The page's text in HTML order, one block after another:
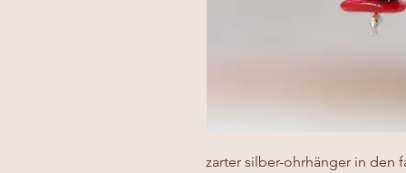
zarter silber-ohrhänger in den